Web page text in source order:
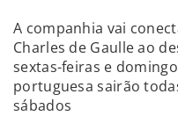
A companhia vai
Charles de Gaulle ao
sextas-feiras e
portuguesa sairão
sábados